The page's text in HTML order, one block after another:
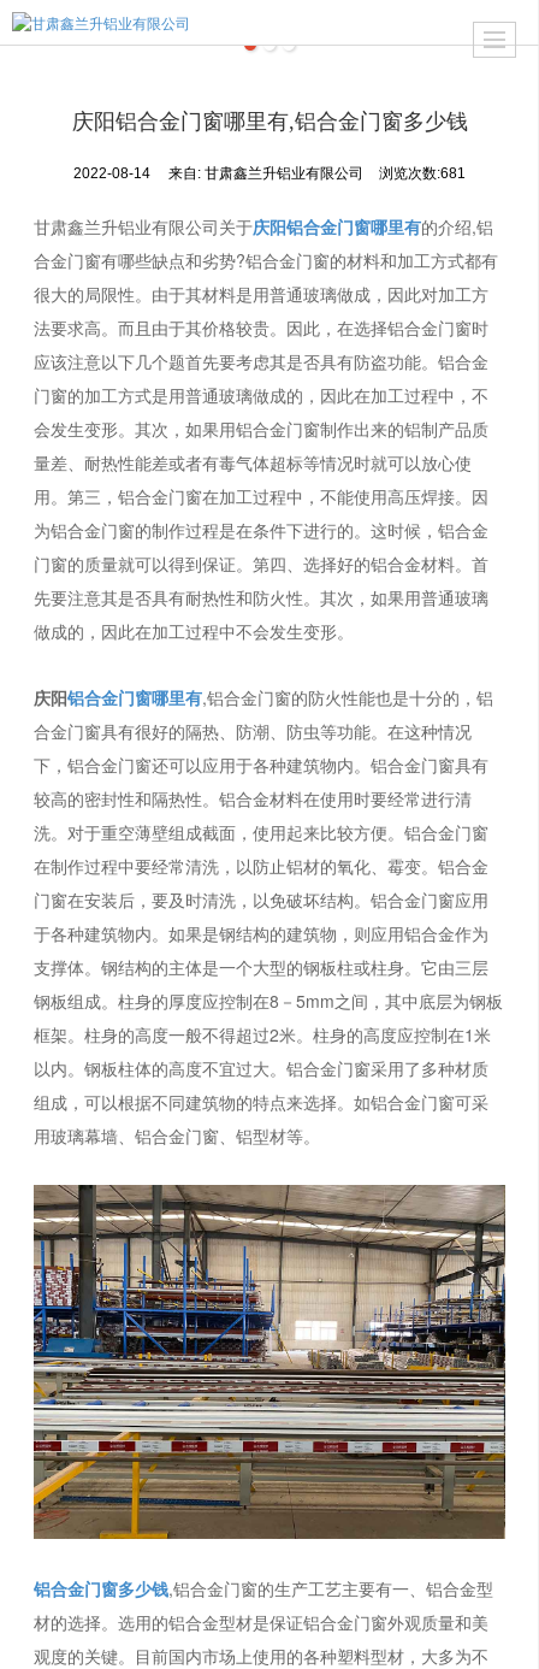
庆阳铝合金门窗哪里有,铝合金门窗多少钱
2022-08-14 来自: 甘肃鑫兰升铝业有限公司 浏览次数:681
甘肃鑫兰升铝业有限公司关于庆阳铝合金门窗哪里有的介绍,铝
合金门窗有哪些缺点和劣势?铝合金门窗的材料和加工方式都有
很大的局限性。由于其材料是用普通玻璃做成，因此对加工方
法要求高。而且由于其价格较贵。因此，在选择铝合金门窗时
应该注意以下几个题首先要考虑其是否具有防盗功能。铝合金
门窗的加工方式是用普通玻璃做成的，因此在加工过程中，不
会发生变形。其次，如果用铝合金门窗制作出来的铝制产品质
量差、耐热性能差或者有毒气体超标等情况时就可以放心使
用。第三，铝合金门窗在加工过程中，不能使用高压焊接。因
为铝合金门窗的制作过程是在条件下进行的。这时候，铝合金
门窗的质量就可以得到保证。第四、选择好的铝合金材料。首
先要注意其是否具有耐热性和防火性。其次，如果用普通玻璃
做成的，因此在加工过程中不会发生变形。
庆阳铝合金门窗哪里有,铝合金门窗的防火性能也是十分的，铝
合金门窗具有很好的隔热、防潮、防虫等功能。在这种情况
下，铝合金门窗还可以应用于各种建筑物内。铝合金门窗具有
较高的密封性和隔热性。铝合金材料在使用时要经常进行清
洗。对于重空薄壁组成截面，使用起来比较方便。铝合金门窗
在制作过程中要经常清洗，以防止铝材的氧化、霉变。铝合金
门窗在安装后，要及时清洗，以免破坏结构。铝合金门窗应用
于各种建筑物内。如果是钢结构的建筑物，则应用铝合金作为
支撑体。钢结构的主体是一个大型的钢板柱或柱身。它由三层
钢板组成。柱身的厚度应控制在8－5mm之间，其中底层为钢板
框架。柱身的高度一般不得超过2米。柱身的高度应控制在1米
以内。钢板柱体的高度不宜过大。铝合金门窗采用了多种材质
组成，可以根据不同建筑物的特点来选择。如铝合金门窗可采
用玻璃幕墙、铝合金门窗、铝型材等。
铝合金门窗多少钱,铝合金门窗的生产工艺主要有一、铝合金型
材的选择。选用的铝合金型材是保证铝合金门窗外观质量和美
观度的关键。目前国内市场上使用的各种塑料型材，大多为不